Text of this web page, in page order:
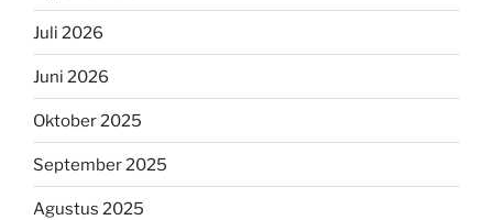
Juli 2026
Juni 2026
Oktober 2025
September 2025
Agustus 2025